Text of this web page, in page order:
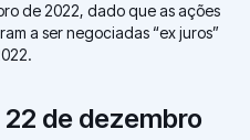
de 2022, dado que as ações
a ser negociadas “ex juros”
de dezembro